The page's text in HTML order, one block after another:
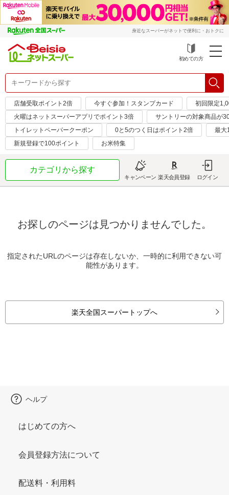
身近なスーパーがネットで便利に・おトクに
初めての方
店舗受取ポイント2倍 今すぐ参加！スタンプカード
初回限定
火曜はネットスーパーアプリでポイント3倍
サントリーの対象商品が
トイレットペーパークーポン
0と5のつく日はポイント2倍
最大
新規登録で100ポイント
お米特集
カテゴリから探す
キャンペーン 楽天会員登録 ログイン
お探しのページは見つかりませんでした。
指定されたURLのページは存在しないか、一時的に利用できない可
能性があります。
楽天全国スーパートップへ
ヘルプ
はじめての方へ
会員登録方法について
配送料・利用料